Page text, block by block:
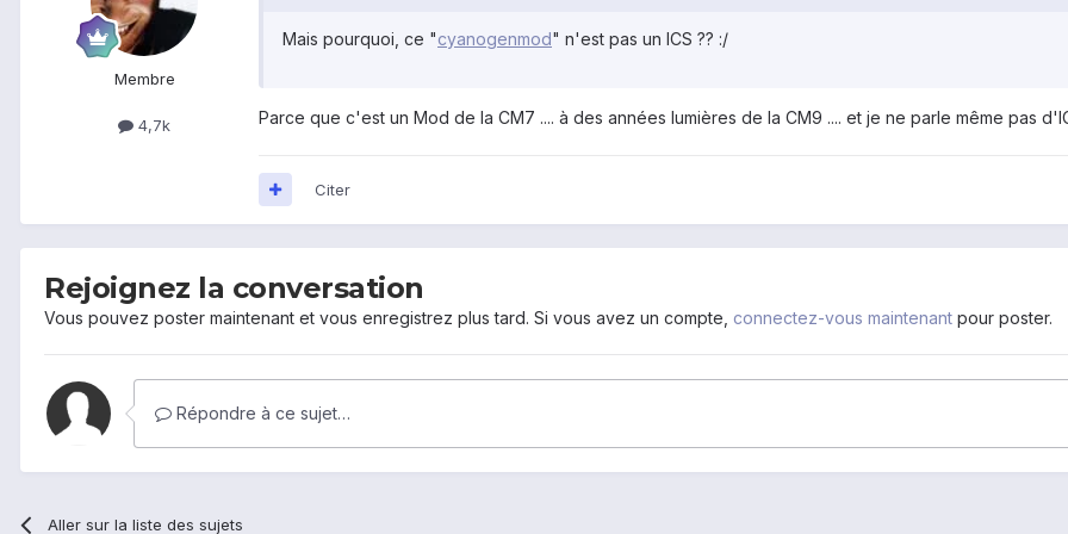
Membre
4,7k
Mais pourquoi, ce "cyanogenmod" n'est pas un ICS ?? :/
Parce que c'est un Mod de la CM7 .... à des années lumières de la CM9 .... et je ne parle même pas
Citer
Rejoignez la conversation
Vous pouvez poster maintenant et vous enregistrez plus tard. Si vous avez un compte, connectez-vous maintenant pour poster.
Répondre à ce sujet…
Aller sur la liste des sujets